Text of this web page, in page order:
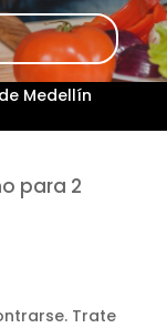
Medellín
para 2
Trate